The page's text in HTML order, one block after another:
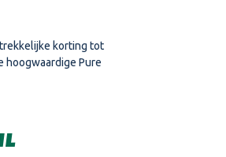
korting tot
hoogwaardige Pure